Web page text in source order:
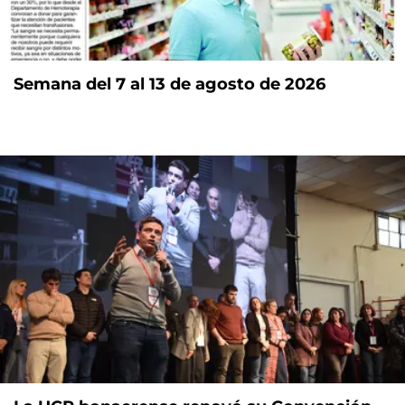
Semana del 7 al 13 de agosto de 2026